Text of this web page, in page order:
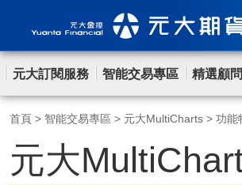
元大訂閱服務 智能交易專區 精選顧
首頁 > 智能交易專區 > 元大MultiCharts > 功能
元大